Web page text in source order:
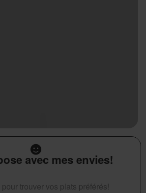
avec mes envies!
trouver vos plats préférés!